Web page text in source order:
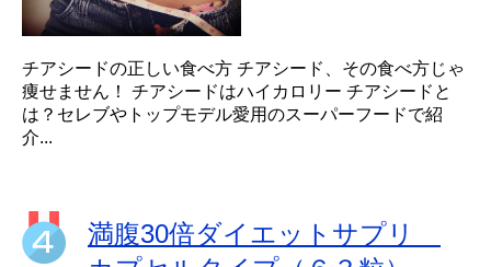
チアシードの正しい食べ方 チアシード、その食べ方じゃ
痩せません！ チアシードはハイカロリー チアシードと
は？セレブやトップモデル愛用のスーパーフードで紹
介...
満腹30倍ダイエットサプリ